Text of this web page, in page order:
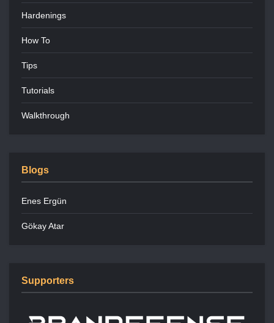
Hardenings
How To
Tips
Tutorials
Walkthrough
Blogs
Enes Ergün
Gökay Atar
Supporters